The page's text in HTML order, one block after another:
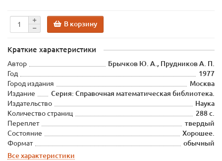
В корзину
Краткие характеристики
Автор
Брычков Ю. А., Прудников А. П.
Год
1977
Город издания
Москва
Издание
Серия: Справочная математическая библиотека.
Издательство
Наука
Количество страниц
288 с.
Переплет
твердый
Состояние
Хорошее.
Формат
обычный
Все характеристики